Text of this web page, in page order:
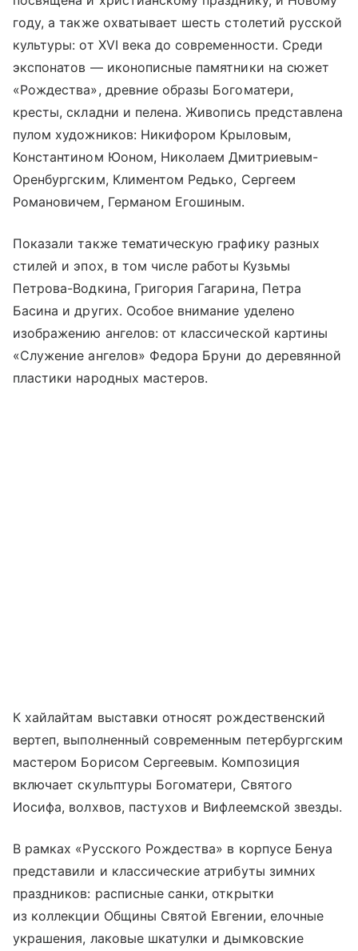
году, а также охватывает шесть столетий русской
культуры: от XVI века до современности. Среди
экспонатов — иконописные памятники на сюжет
«Рождества», древние образы Богоматери,
кресты, складни и пелена. Живопись представлена
пулом художников: Никифором Крыловым,
Константином Юоном, Николаем Дмитриевым-
Оренбургским, Климентом Редько, Сергеем
Романовичем, Германом Егошиным.
Показали также тематическую графику разных
стилей и эпох, в том числе работы Кузьмы
Петрова-Водкина, Григория Гагарина, Петра
Басина и других. Особое внимание уделено
изображению ангелов: от классической картины
«Служение ангелов» Федора Бруни до деревянной
пластики народных мастеров.
К хайлайтам выставки относят рождественский
вертеп, выполненный современным петербургским
мастером Борисом Сергеевым. Композиция
включает скульптуры Богоматери, Святого
Иосифа, волхвов, пастухов и Вифлеемской звезды.
В рамках «Русского Рождества» в корпусе Бенуа
представили и классические атрибуты зимних
праздников: расписные санки, открытки
из коллекции Общины Святой Евгении, елочные
украшения, лаковые шкатулки и дымковские